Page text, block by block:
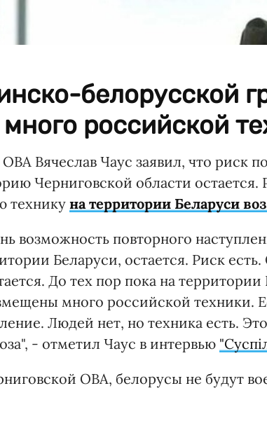
белорусской
российской
Вячеслав Чаус заявил, что риск
Черниговской области
технику на территории Беларуси
возможность повторного
Беларуси, остается. Риск
До тех пор пока на
много российской техники.
Людей нет, но техника есть.
- отметил Чаус в интервью
ОВА, белорусы не будут